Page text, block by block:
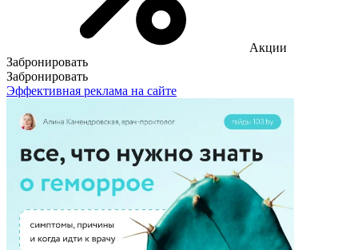
Акции
Забронировать
Забронировать
Эффективная реклама на сайте